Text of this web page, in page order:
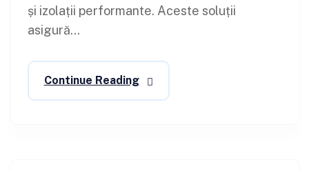
și izolații performante. Aceste soluții
asigură...
Continue Reading